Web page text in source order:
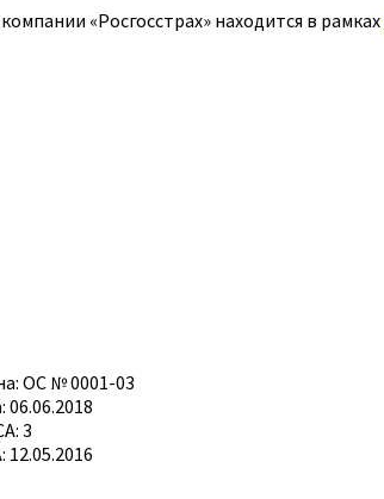
«Росгосстрах» находится в рамках
ОС № 0001-03
3